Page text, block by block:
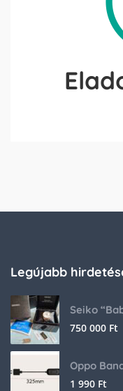
Legújabb
750 000 Ft
Oppo
1 990 Ft